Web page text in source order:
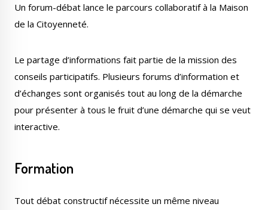
Un forum-débat lance le parcours collaboratif à la Maison
de la Citoyenneté.
Le partage d’informations fait partie de la mission des
conseils participatifs. Plusieurs forums d’information et
d’échanges sont organisés tout au long de la démarche
pour présenter à tous le fruit d’une démarche qui se veut
interactive.
Formation
Tout débat constructif nécessite un même niveau